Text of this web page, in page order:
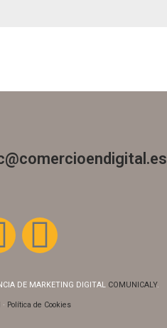
DE MARKETING DIGITAL COMUNICALY.
· Política de Cookies